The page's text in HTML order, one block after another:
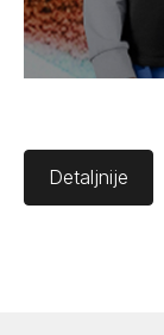
Detaljnije